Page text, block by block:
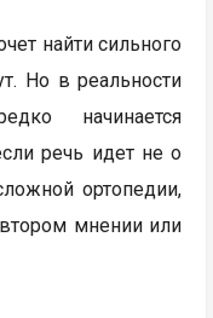
найти сильного
Но в реальности
начинается
речь идет не о
ортопедии,
мнении или